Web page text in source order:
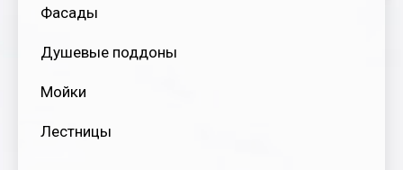
Фасады
Душевые поддоны
Мойки
Лестницы